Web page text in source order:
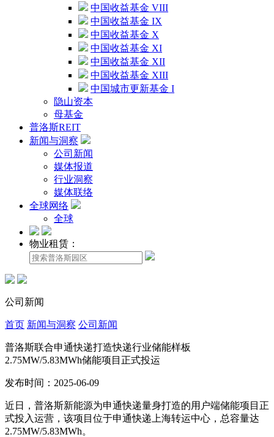
中国收益基金 VIII
中国收益基金 IX
中国收益基金 X
中国收益基金 XI
中国收益基金 XII
中国收益基金 XIII
中国城市更新基金 I
隐山资本
母基金
普洛斯REIT
新闻与洞察
公司新闻
媒体报道
行业洞察
媒体联络
全球网络
全球
物业租赁：
公司新闻
首页 新闻与洞察 公司新闻
普洛斯联合申通快递打造快递行业储能样板
2.75MW/5.83MWh储能项目正式投运
发布时间：2025-06-09
近日，普洛斯新能源为申通快递量身打造的用户端储能项目正
式投入运营，该项目位于申通快递上海转运中心，总容量达
2.75MW/5.83MWh。